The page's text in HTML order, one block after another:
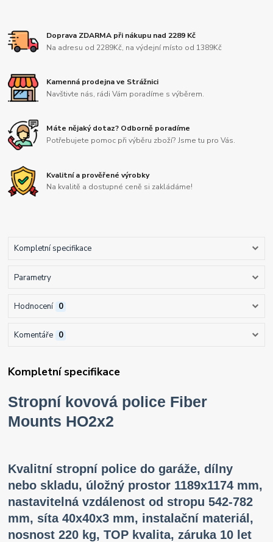
Doprava ZDARMA při nákupu nad 2289 Kč
Na adresu od 2289Kč, na výdejní místo od 1389Kč
Kamenná prodejna ve Strážnici
Navštivte nás, rádi Vám poradíme s výběrem.
Máte nějaký dotaz? Odborně poradíme
Potřebujete pomoc při výběru zboží? Jsme tu pro Vás.
Kvalitní a prověřené výrobky
Na kvalitě a dostupné ceně si zakládáme!
Kompletní specifikace
Parametry
Hodnocení 0
Komentáře 0
Kompletní specifikace
Stropní kovová police Fiber
Mounts HO2x2
Kvalitní stropní police do garáže, dílny
nebo skladu, úložný prostor 1189x1174 mm,
nastavitelná vzdálenost od stropu 542-782
mm, síta 40x40x3 mm, instalační materiál,
nosnost 220 kg, TOP kvalita, záruka 10 let